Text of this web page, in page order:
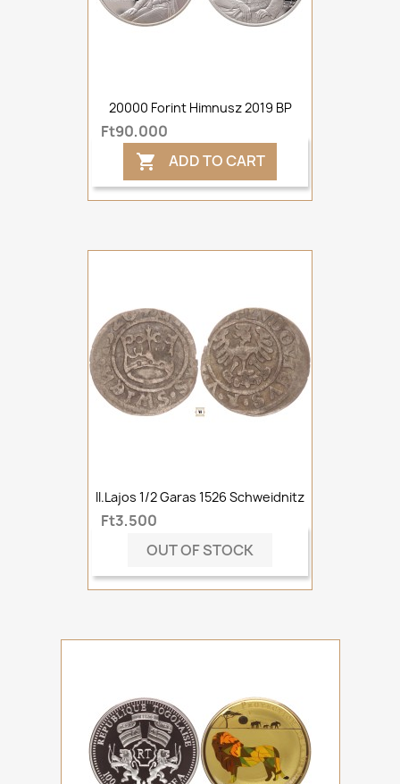
20000 Forint Himnusz 2019 BP
Ft90,000
 ADD TO CART
II.Lajos 1/2 Garas 1526 Schweidnitz
Ft3,500
OUT OF STOCK